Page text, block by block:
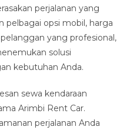
perjalanan yang
pelbagai opsi mobil, harga
yang profesional,
solusi
kebutuhan Anda.
sewa kendaraan
Arimbi Rent Car.
perjalanan Anda